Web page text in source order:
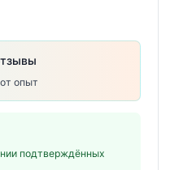
опыт
подтверждённых